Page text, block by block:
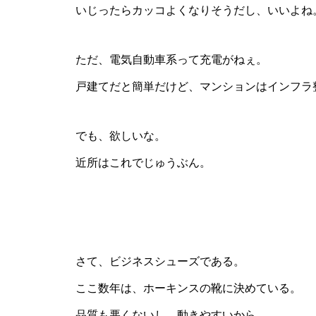
いじったらカッコよくなりそうだし、いいよね
ただ、電気自動車系って充電がねぇ。
戸建てだと簡単だけど、マンションはインフラ
でも、欲しいな。
近所はこれでじゅうぶん。
さて、ビジネスシューズである。
ここ数年は、ホーキンスの靴に決めている。